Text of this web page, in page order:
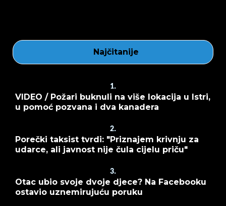
Najčitanije
1.
VIDEO / Požari buknuli na više lokacija u Istri,
u pomoć pozvana i dva kanadera
2.
Porečki taksist tvrdi: "Priznajem krivnju za
udarce, ali javnost nije čula cijelu priču"
3.
Otac ubio svoje dvoje djece? Na Facebooku
ostavio uznemirujuću poruku